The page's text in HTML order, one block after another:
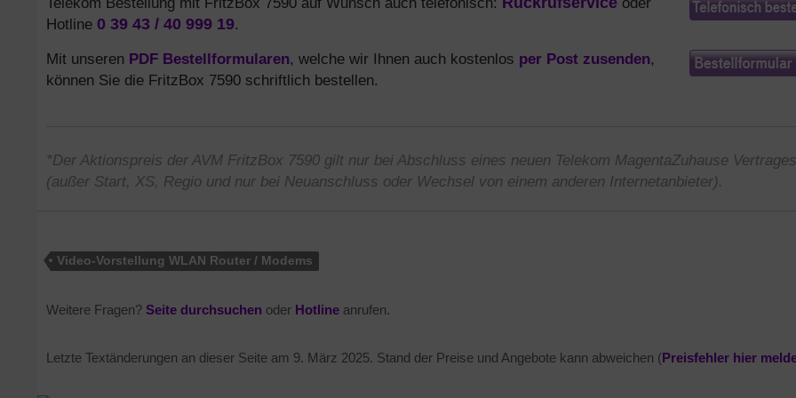
Hotline 0 39 43 / 40 999 19.
Mit unseren PDF Bestellformularen, welche wir Ihnen auch kostenlos per Post zusenden,
können Sie die FritzBox 7590 schriftlich bestellen.
*Der Aktionspreis der AVM FritzBox 7590 gilt nur bei Abschluss eines neuen Telekom MagentaZuhause Vertrages
(außer Start, XS, Regio und nur bei Neuanschluss oder Wechsel von einem anderen Internetanbieter).
Video-Vorstellung WLAN Router / Modems
Weitere Fragen? Seite durchsuchen oder Hotline anrufen.
Letzte Textänderungen an dieser Seite am 9. März 2025. Stand der Preise und Angebote kann abweichen (Preisfehler hier